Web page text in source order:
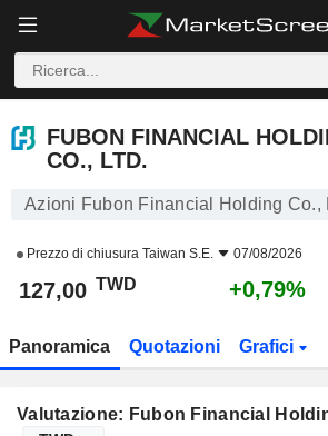
FUBON FINANCIAL
CO., LTD.
Azioni Fubon Financial Holding Co.,
Prezzo di chiusura Taiwan S.E. 07/08/2026
127,00 TWD +0,79%
Panoramica Quotazioni Grafici
Valutazione: Fubon Financial